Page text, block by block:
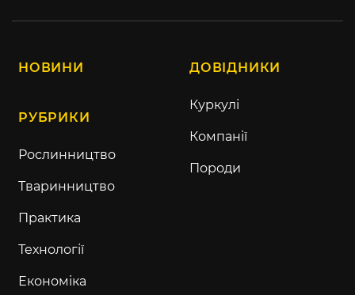
НОВИНИ
РУБРИКИ
Рослинництво
Тваринництво
Практика
Технології
Економіка
ДОВІДНИКИ
Куркулі
Компанії
Породи